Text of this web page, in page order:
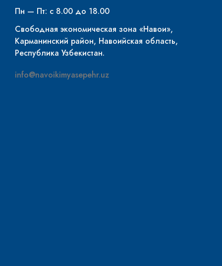
Пн — Пт: с 8.00 до 18.00
Свободная экономическая зона «Навои»,
Карманинский район, Навоийская область,
Республика Узбекистан.
info@navoikimyasepehr.uz